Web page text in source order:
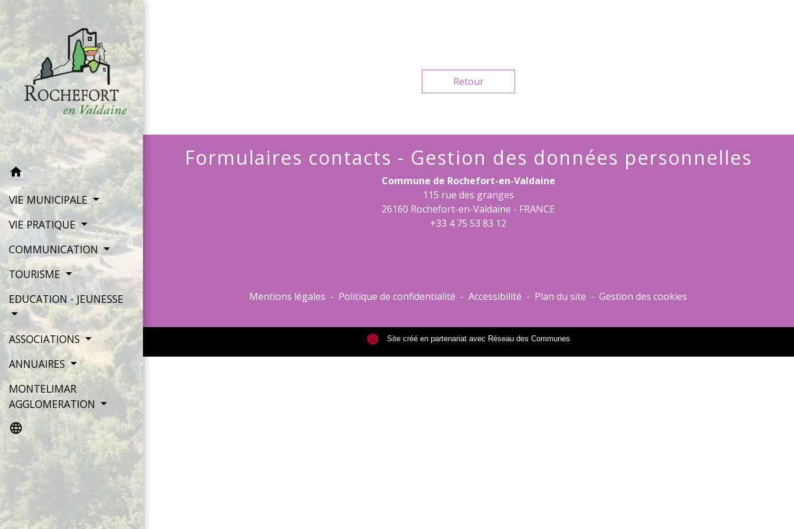
home
VIE MUNICIPALE
VIE PRATIQUE
COMMUNICATION
TOURISME
EDUCATION - JEUNESSE
ASSOCIATIONS
ANNUAIRES
MONTELIMAR
AGGLOMERATION
language
Retour
Formulaires contacts - Gestion des données personnelles
Commune de Rochefort-en-Valdaine
115 rue des granges
26160 Rochefort-en-Valdaine - FRANCE
+33 4 75 53 83 12
Mentions légales - Politique de confidentialité - Accessibilité - Plan du site - Gestion des cookies
Site créé en partenariat avec Réseau des Communes